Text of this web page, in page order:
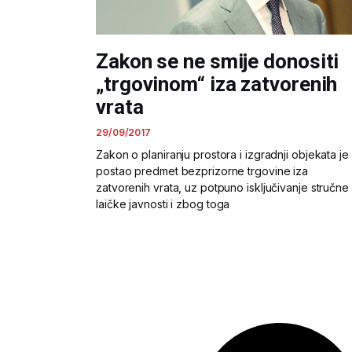
Zakon se ne smije donositi
„trgovinom“ iza zatvorenih
vrata
29/09/2017
Zakon o planiranju prostora i izgradnji objekata je
postao predmet bezprizorne trgovine iza
zatvorenih vrata, uz potpuno isključivanje stručne
laičke javnosti i zbog toga